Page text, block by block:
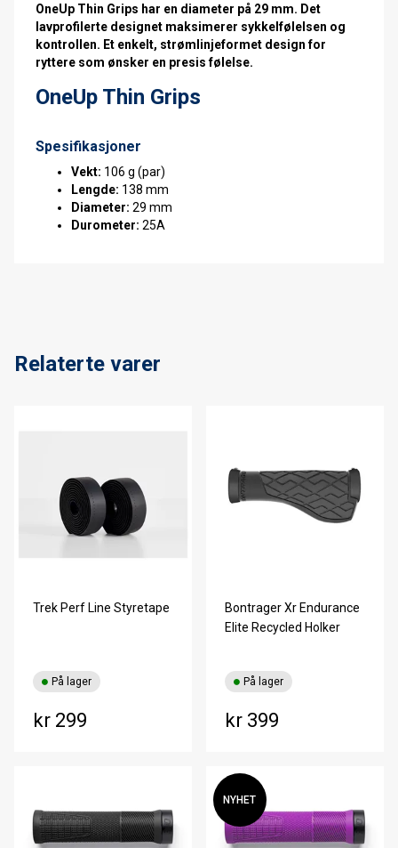
OneUp Thin Grips har en diameter på 29 mm. Det
lavprofilerte designet maksimerer sykkelfølelsen og
kontrollen. Et enkelt, strømlinjeformet design for
ryttere som ønsker en presis følelse.
OneUp Thin Grips
Spesifikasjoner
Vekt: 106 g (par)
Lengde: 138 mm
Diameter: 29 mm
Durometer: 25A
Relaterte varer
Trek Perf Line Styretape
kr 299
På lager
Bontrager Xr Endurance
Elite Recycled Holker
kr 399
På lager
NYHET